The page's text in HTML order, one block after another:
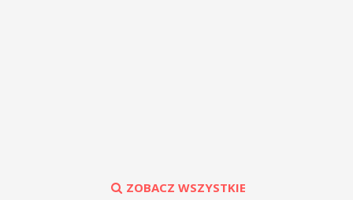
ZOBACZ WSZYSTKIE